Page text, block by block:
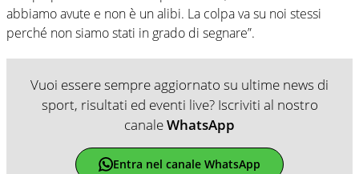
abbiamo avute e non è un alibi. La colpa va su noi stessi
perché non siamo stati in grado di segnare”.
Vuoi essere sempre aggiornato su ultime news di
sport, risultati ed eventi live? Iscriviti al nostro
canaleWhatsApp
Entra nel canale WhatsApp